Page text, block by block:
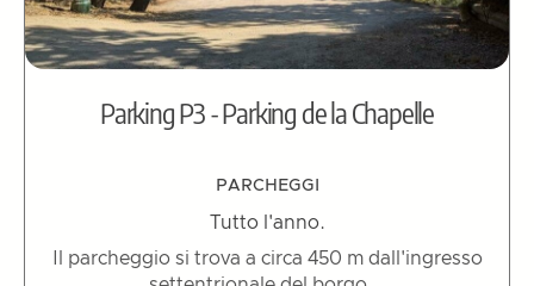
Parking P3 - Parking de la Chapelle
PARCHEGGI
Tutto l'anno.
Il parcheggio si trova a circa 450 m dall'ingresso